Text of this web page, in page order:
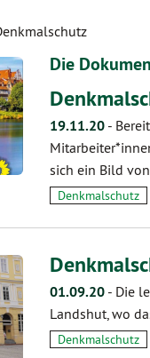
Die
19.11.20 -
sich ein Bild
Denkmalschutz
01.09.20 - Die
Landshut, wo
Denkmalschutz